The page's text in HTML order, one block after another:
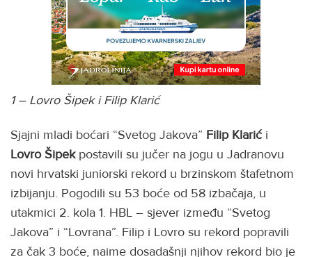
1 – Lovro Šipek i Filip Klarić
Sjajni mladi boćari “Svetog Jakova” Filip Klarići
Lovro Šipekpostavili su jučer na jogu u Jadranovu
novi hrvatski juniorski rekord u brzinskom štafetnom
izbijanju. Pogodili su 53 boće od 58 izbačaja, u
utakmici 2. kola 1. HBL – sjever između “Svetog
Jakova” i “Lovrana”. Filip i Lovro su rekord popravili
za čak 3 boće, naime dosadašnji njihov rekord bio je